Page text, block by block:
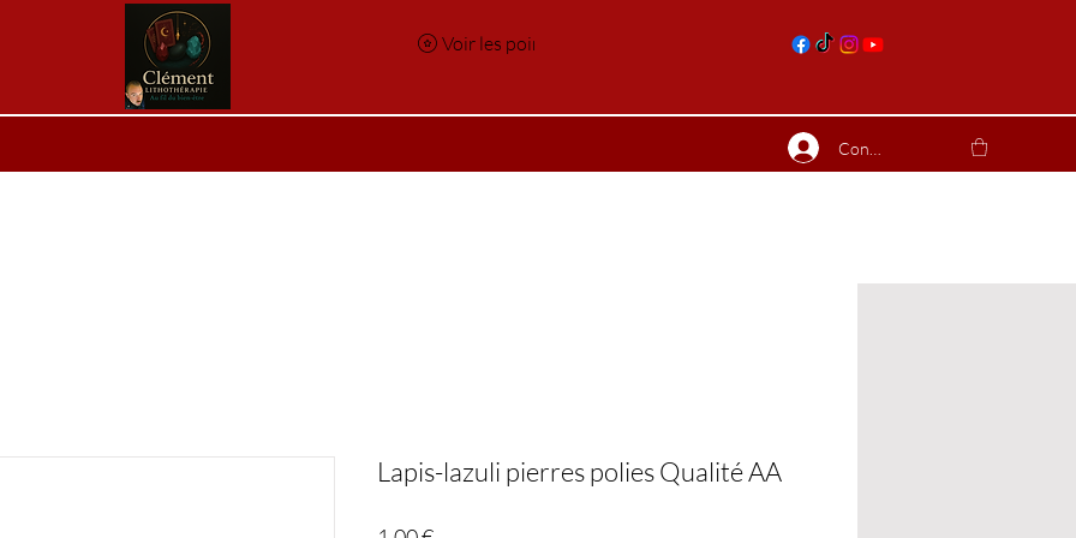
Voir les points
Connexion
Lapis-lazuli pierres polies Qualité AA